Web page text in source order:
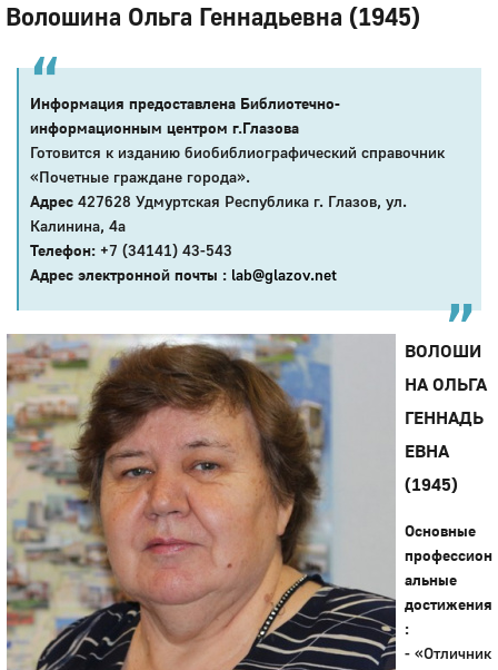
Волошина Ольга Геннадьевна (1945)
Информация предоставлена Библиотечно-
информационным центром г.Глазова
Готовится к изданию биобиблиографический справочник
«Почетные граждане города».
Адрес 427628 Удмуртская Республика г. Глазов, ул.
Калинина, 4а
Телефон: +7 (34141) 43-543
Адрес электронной почты : lab@glazov.net
ВОЛОШИ
НА ОЛЬГА
ГЕННАДЬ
ЕВНА
(1945)
Основные
профессион
альные
достижения
:
- «Отличник